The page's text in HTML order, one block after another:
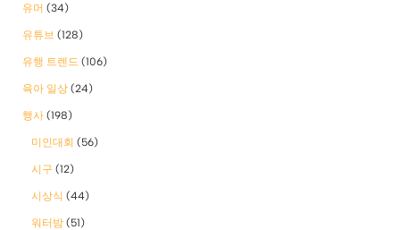
유머 (34)
유튜브 (128)
유행 트렌드 (106)
육아 일상 (24)
행사 (198)
미인대회 (56)
시구 (12)
시상식 (44)
워터밤 (51)